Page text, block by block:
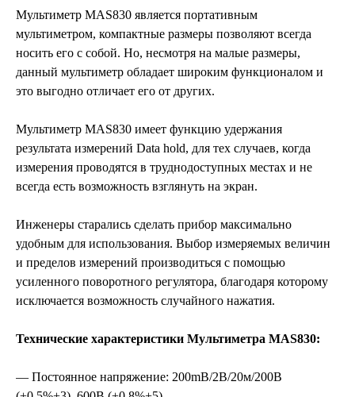
Мультиметр MAS830 является портативным
мультиметром, компактные размеры позволяют всегда
носить его с собой. Но, несмотря на малые размеры,
данный мультиметр обладает широким функционалом и
это выгодно отличает его от других.
Мультиметр MAS830 имеет функцию удержания
результата измерений Data hold, для тех случаев, когда
измерения проводятся в труднодоступных местах и не
всегда есть возможность взглянуть на экран.
Инженеры старались сделать прибор максимально
удобным для использования. Выбор измеряемых величин
и пределов измерений производиться с помощью
усиленного поворотного регулятора, благодаря которому
исключается возможность случайного нажатия.
Технические характеристики Мультиметра MAS830:
— Постоянное напряжение: 200mВ/2В/20м/200В